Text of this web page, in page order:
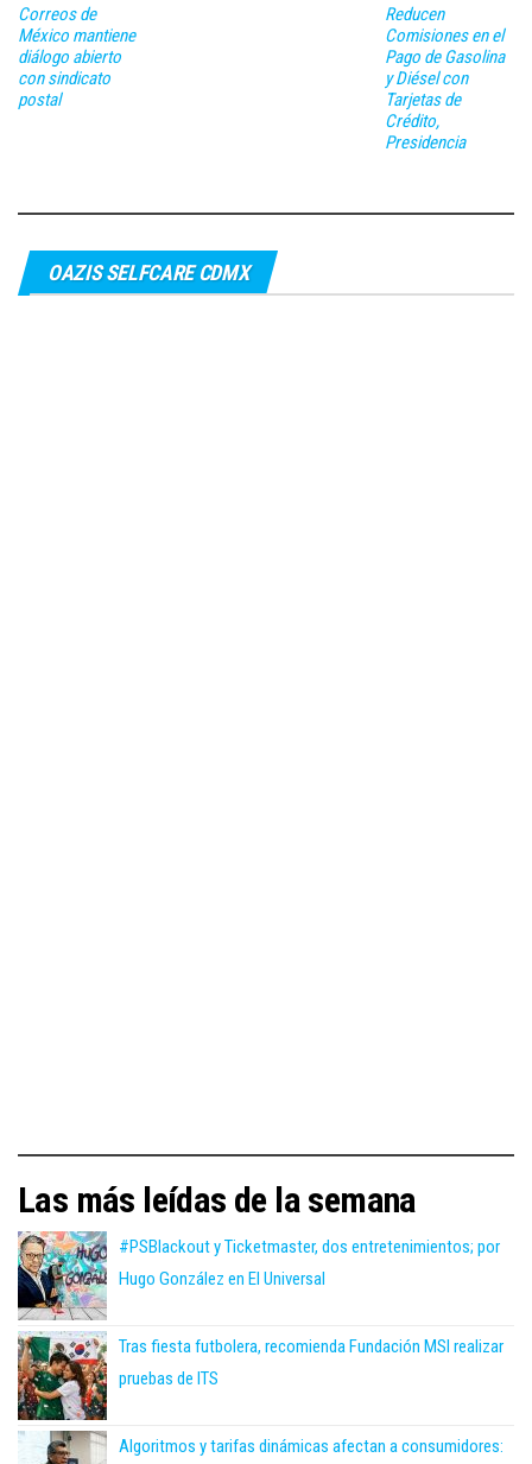
Correos de
México mantiene
diálogo abierto
con sindicato
postal
Reducen
Comisiones en el
Pago de Gasolina
y Diésel con
Tarjetas de
Crédito,
Presidencia
OAZIS SELFCARE CDMX
Las más leídas de la semana
#PSBlackout y Ticketmaster, dos entretenimientos; por
Hugo González en El Universal
Tras fiesta futbolera, recomienda Fundación MSI realizar
pruebas de ITS
Algoritmos y tarifas dinámicas afectan a consumidores: